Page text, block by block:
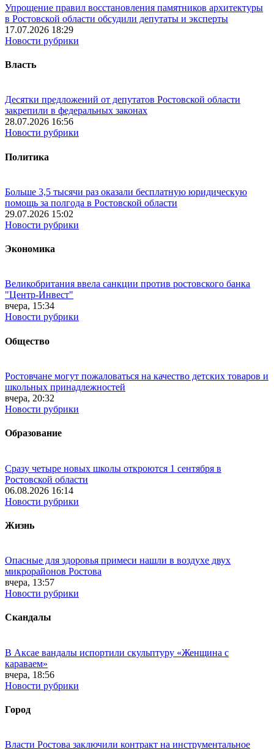
Упрощение правил восстановления памятников архитектуры
в Ростовской области обсудили депутаты и эксперты
17.07.2026 18:29
Новости рубрики
Власть
Десятки предложений от депутатов Ростовской области
закрепили в федеральных законах
28.07.2026 16:56
Новости рубрики
Политика
Больше 3,5 тысячи раз оказали бесплатную юридическую
помощь за полгода в Ростовской области
29.07.2026 15:02
Новости рубрики
Экономика
Великобритания ввела санкции против ростовского банка
"Центр-Инвест"
вчера, 15:34
Новости рубрики
Общество
Ростовчане могут пожаловаться на качество детских товаров и
школьных принадлежностей
вчера, 20:32
Новости рубрики
Образование
Сразу четыре новых школы откроются 1 сентября в
Ростовской области
06.08.2026 16:14
Новости рубрики
Жизнь
Опасные для здоровья примеси нашли в воздухе двух
микрорайонов Ростова
вчера, 13:57
Новости рубрики
Скандалы
В Аксае вандалы испортили скульптуру «Женщина с
караваем»
вчера, 18:56
Новости рубрики
Город
Власти Ростова заключили контракт на инструментальное